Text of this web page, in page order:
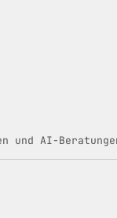
und AI-